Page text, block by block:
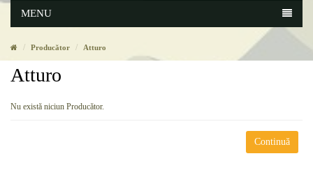
MENU
Producător Atturo
Atturo
Nu există niciun Producător.
Continuă